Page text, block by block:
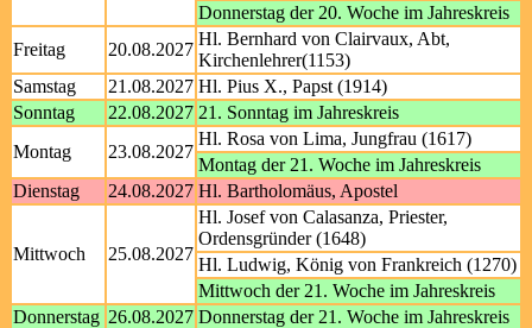
Donnerstag der 20. Woche im Jahreskreis
Freitag
20.08.2027
Hl. Bernhard von Clairvaux, Abt,
Kirchenlehrer(1153)
Samstag
21.08.2027 Hl. Pius X., Papst (1914)
Sonntag
22.08.2027 21. Sonntag im Jahreskreis
Montag
23.08.2027
Hl. Rosa von Lima, Jungfrau (1617)
Montag der 21. Woche im Jahreskreis
Dienstag
24.08.2027 Hl. Bartholomäus, Apostel
Mittwoch 25.08.2027
Hl. Josef von Calasanza, Priester,
Ordensgründer (1648)
Hl. Ludwig, König von Frankreich (1270)
Mittwoch der 21. Woche im Jahreskreis
Donnerstag 26.08.2027 Donnerstag der 21. Woche im Jahreskreis